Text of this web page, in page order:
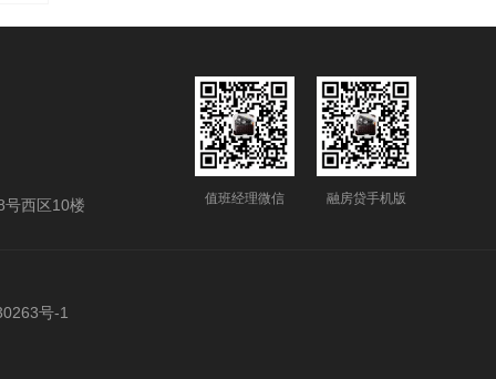
号西区10楼 值班经理微信 融房贷手机版
号-1